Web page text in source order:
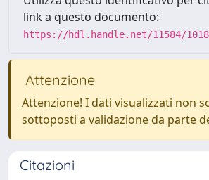
link a questo documento:
https://hdl.handle.net/11584/
Attenzione
Attenzione! I dati visualizzati non
sottoposti a validazione da parte
Citazioni